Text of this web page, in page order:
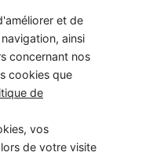
et de
ainsi
concernant nos
cookies que
de
vos
de votre visite
5 janvier 2023,
la prévention et de la
: adoption, enfance
Cette maison
National d’Accueil
119 (SNATED-
(AFA), de
l’Enfance (ONPE).
les secrétariats du